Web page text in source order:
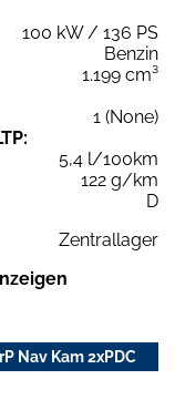
100 kW / 136 PS
Benzin
1.199 cm³
1 (None)
5,4 l/100km
122 g/km
D
Zentrallager
Nav Kam 2xPDC